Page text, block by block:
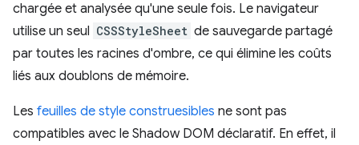
chargée et analysée qu'une seule fois. Le navigateur
utilise un seul CSSStyleSheet de sauvegarde partagé
par toutes les racines d'ombre, ce qui élimine les coûts
liés aux doublons de mémoire.
Les feuilles de style construesibles ne sont pas
compatibles avec le Shadow DOM déclaratif. En effet, il